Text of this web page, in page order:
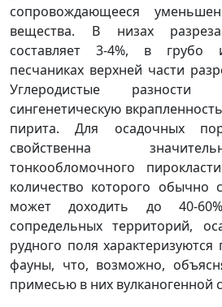
сопровождающееся
вещества. В низах
составляет 3-4%, в грубо
песчаниках верхней части
Углеродистые разности
сингенетическую
пирита. Для осадочных
свойственна
тонкообломочного
количество которого обычно
может доходить до 40-
сопредельных территорий,
рудного поля
фауны, что, возможно,
примесью в них вулканогенной